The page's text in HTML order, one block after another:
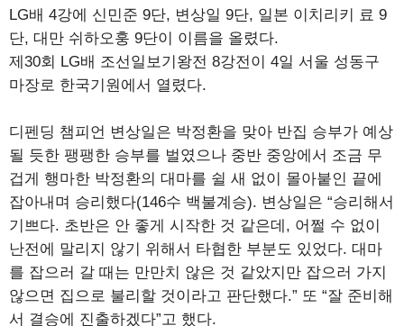
LG배 4강에 신민준 9단, 변상일 9단, 일본 이치리키 료 9
단, 대만 쉬하오훙 9단이 이름을 올렸다.
제30회 LG배 조선일보기왕전 8강전이 4일 서울 성동구
마장로 한국기원에서 열렸다.
디펜딩 챔피언 변상일은 박정환을 맞아 반집 승부가 예상
될 듯한 팽팽한 승부를 벌였으나 중반 중앙에서 조금 무
겁게 행마한 박정환의 대마를 쉴 새 없이 몰아붙인 끝에
잡아내며 승리했다(146수 백불계승). 변상일은 “승리해서
기쁘다. 초반은 안 좋게 시작한 것 같은데, 어쩔 수 없이
난전에 말리지 않기 위해서 타협한 부분도 있었다. 대마
를 잡으러 갈 때는 만만치 않은 것 같았지만 잡으러 가지
않으면 집으로 불리할 것이라고 판단했다.” 또 “잘 준비해
서 결승에 진출하겠다”고 했다.